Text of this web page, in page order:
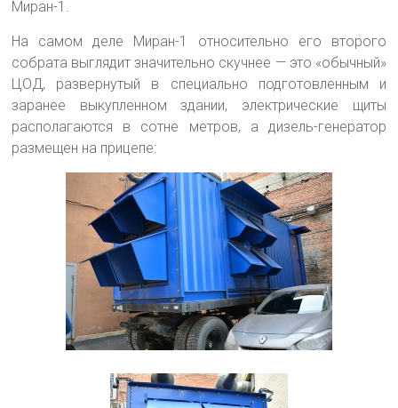
Миран-1.
На самом деле Миран-1 относительно его второго
собрата выглядит значительно скучнее — это «обычный»
ЦОД, развернутый в специально подготовленным и
заранее выкупленном здании, электрические щиты
располагаются в сотне метров, а дизель-генератор
размещен на прицепе: